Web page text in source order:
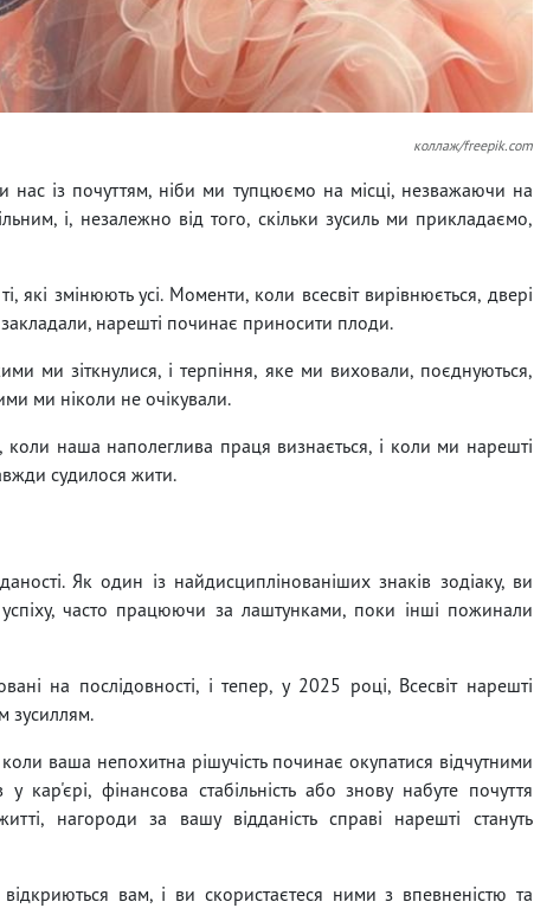
коллаж/freepik.com
нас із почуттям, ніби ми тупцюємо на місці, незважаючи на
і, незалежно від того, скільки зусиль ми прикладаємо,
які змінюють усі. Моменти, коли всесвіт вирівнюється, двері
нарешті починає приносити плоди.
ми зіткнулися, і терпіння, яке ми виховали, поєднуються,
ми ніколи не очікували.
коли наша наполеглива праця визнається, і коли ми нарешті
судилося жити.
Як один із найдисциплінованіших знаків зодіаку, ви
часто працюючи за лаштунками, поки інші пожинали
на послідовності, і тепер, у 2025 році, Всесвіт нарешті
зусиллям.
ваша непохитна рішучість починає окупатися відчутними
кар'єрі, фінансова стабільність або знову набуте почуття
нагороди за вашу відданість справі нарешті стануть
вам, і ви скористаєтеся ними з впевненістю та